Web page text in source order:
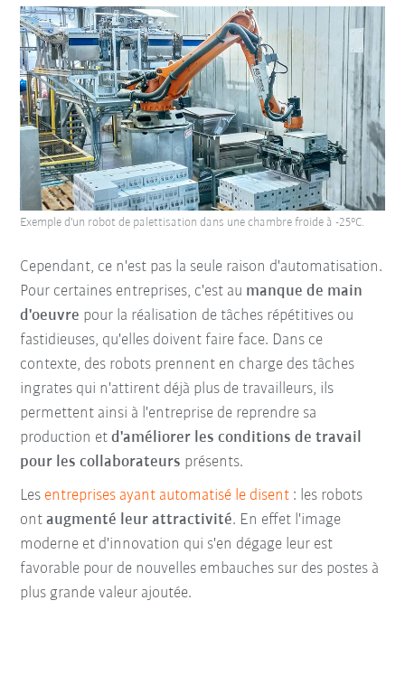
Cependant, ce n'est pas la seule raison d'automatisation.
Pour certaines entreprises, c'est au manque de main
d'oeuvre pour la réalisation de tâches répétitives ou
fastidieuses, qu'elles doivent faire face. Dans ce
contexte, des robots prennent en charge des tâches
ingrates qui n'attirent déjà plus de travailleurs, ils
permettent ainsi à l'entreprise de reprendre sa
production etd'améliorer les conditions de travail
pour les collaborateurs présents.
Les entreprises ayant automatisé le disent : les robots
ontaugmenté leur attractivité. En effet l'image
moderne et d'innovation qui s'en dégage leur est
favorable pour de nouvelles embauches sur des postes à
plus grande valeur ajoutée.
Exemple d'un robot de palettisation dans une chambre froide à -25°C.